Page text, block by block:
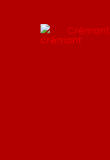
Crémant